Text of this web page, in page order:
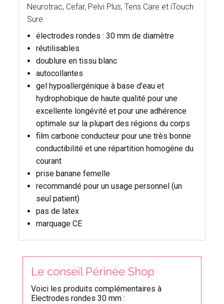
Neurotrac, Cefar, Pelvi Plus, Tens Care et iTouch
Sure.
électrodes rondes : 30 mm de diamètre
réutilisables
doublure en tissu blanc
autocollantes
gel hypoallergénique à base d’eau et
hydrophobique de haute qualité pour une
excellente longévité et pour une adhérence
optimale sur la plupart des régions du corps
film carbone conducteur pour une très bonne
conductibilité et une répartition homogène du
courant
prise banane femelle
recommandé pour un usage personnel (un
seul patient)
pas de latex
marquage CE
Le conseil Périnée Shop
Voici les produits complémentaires à
Electrodes rondes 30 mm :